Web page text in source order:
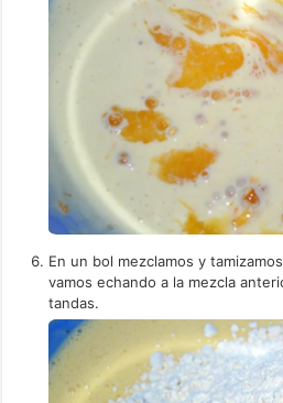
En un bol mezclamos y
vamos echando a la mezcla
tandas.